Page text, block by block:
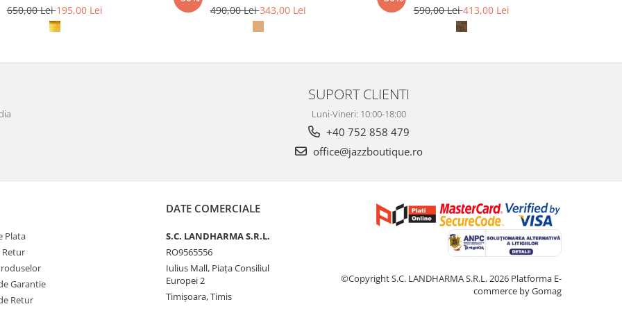
650,00 Lei195,00 Lei
490,00 Lei343,00 Lei
590,00 Lei413,00 Lei
SUPORT CLIENTI
Luni-Vineri: 10:00-18:00
+40 752 858 479
office@jazzboutique.ro
Plata
Retur
Garantie
Retur
DATE COMERCIALE
S.C. LANDHARMA S.R.L.
RO9565556
Iulius Mall, Piața Consiliul
Europei 2
Timișoara, Timis
©Copyright S.C. LANDHARMA S.R.L. 2026 Platforma E-
commerce by Gomag